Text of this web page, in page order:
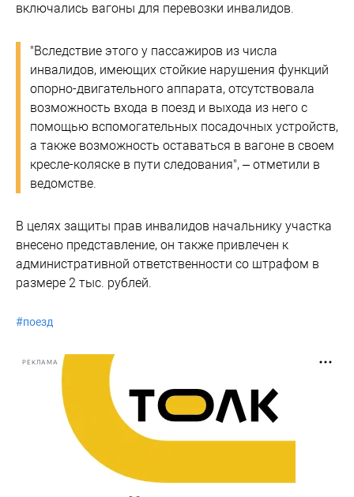
включались вагоны для перевозки инвалидов.
"Вследствие этого у пассажиров из числа
инвалидов, имеющих стойкие нарушения функций
опорно-двигательного аппарата, отсутствовала
возможность входа в поезд и выхода из него с
помощью вспомогательных посадочных устройств,
а также возможность оставаться в вагоне в своем
кресле-коляске в пути следования", – отметили в
ведомстве.
В целях защиты прав инвалидов начальнику участка
внесено представление, он также привлечен к
административной ответственности со штрафом в
размере 2 тыс. рублей.
#поезд
РЕКЛАМА